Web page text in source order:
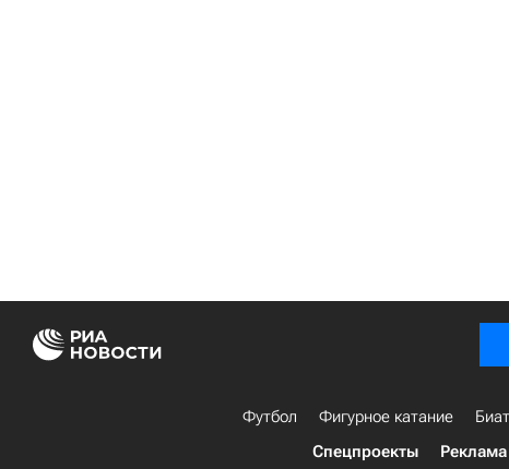
Футбол Фигурное катание
Спецпроекты
Реклама